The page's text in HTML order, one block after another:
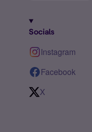
Socials
Instagram
Facebook
X